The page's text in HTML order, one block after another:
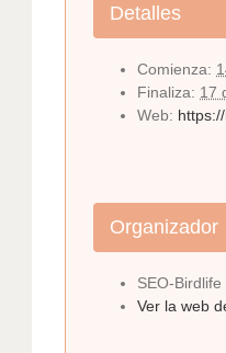
Detalles
Comienza:
Finaliza: 17
Web:
Organizador
SEO-Birdlife
Ver la web